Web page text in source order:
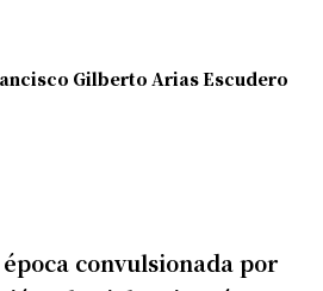
Gilberto Arias Escudero
convulsionada por